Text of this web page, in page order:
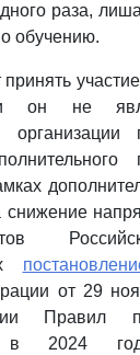
раза,
обучению.
он не
снижение
от 29
Правил
в 2024